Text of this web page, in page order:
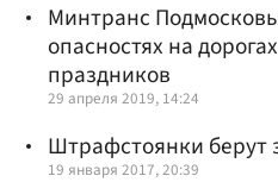
Минтранс
опасностях на
праздников
29 апреля 2019, 14:24
Штрафстоянки берут
19 января 2017, 20:39